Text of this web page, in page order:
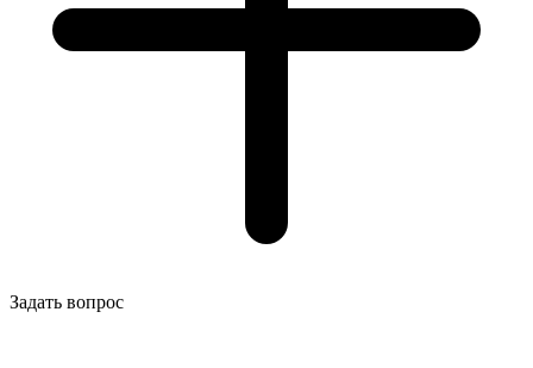
Задать вопрос